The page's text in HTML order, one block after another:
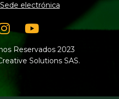
electrónica
Instagram
Youtube
Reservados 2023
Solutions SAS.